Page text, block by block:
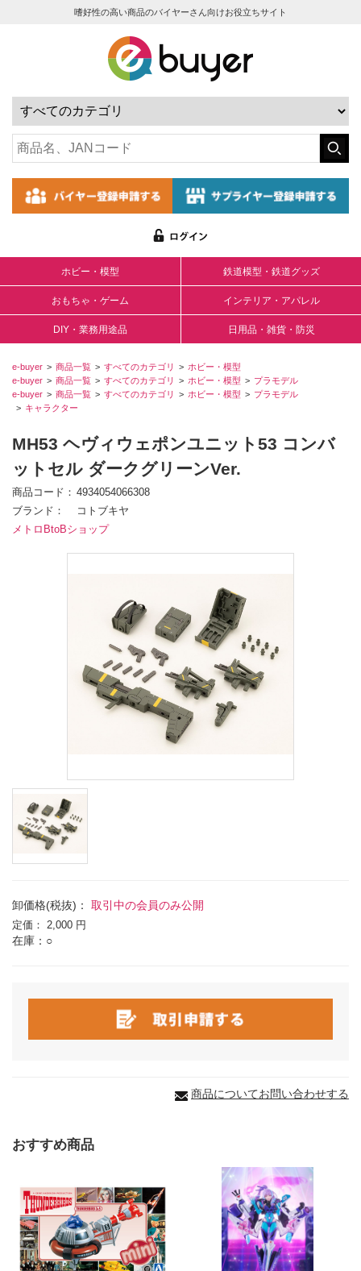
嗜好性の高い商品のバイヤーさん向けお役立ちサイト
ホビー・模型 鉄道模型・鉄道グッズ
おもちゃ・ゲーム インテリア・アパレル
DIY・業務用途品 日用品・雑貨・防災
e-buyer 商品一覧 すべてのカテゴリ
ホビー・模型
e-buyer
商品一覧 すべてのカテゴリ ホビー・模型
プラモデル
e-buyer
商品一覧 すべてのカテゴリ ホビー・模型
プラモデル
キャラクター
MH53 ヘヴィウェポンユニット53 コンバ
ットセル ダークグリーンVer.
商品コード
4934054066308
ブランド
コトブキヤ
メトロBtoBショップ
卸価格(税抜)： 取引中の会員のみ公開
定価： 2,000 円
在庫：○
商品についてお問い合わせする
おすすめ商品